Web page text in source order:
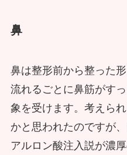
鼻
鼻は整形前から整った
流れるごとに鼻筋がす
象を受けます。考えら
かと思われたのですが
アルロン酸注入説が濃